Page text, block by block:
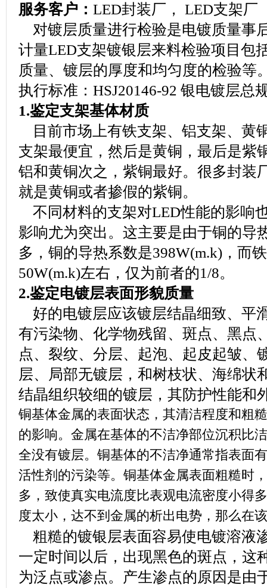
服务客户： LED封装厂， LED支架厂
对镀层质量进行检验是电镀质量事
计量LED支架镀银层来料检验项目包
质量、镀层的厚度和均匀度的检验等
执行标准：HSJ20146-92 银电镀层总
1.鉴定支架基体材质
目前市场上有铁支架、铝支架、黄
支架最便宜，然后是黄铜，最后是紫
铝和黄铜次之，紫铜最好。很多封装
就是黄铜或者掺假的紫铜。
不同材料的支架对LED性能的影响
影响尤为突出。这主要是由于铜的导
多，铜的导热系数是398W(m.k)，而
50W(m.k)左右，仅为前者的1/8。
2.鉴定电镀层表面形貌质量
好的电镀层应该镀层结晶细致、平
有污染物、化学物残留、斑点、黑点
点、裂纹、分层、起泡、起皮起皱、
层、局部无镀层，和树枝状、海绵状
结晶组织较细的镀层，其防护性能
铜基体金属的表面状态，其清洁程度和粗
的影响。金属在基体的不洁净部位沉积比
全没有镀层。铜基体的不洁净通常指表面
活性剂的污染等。铜基体金属表面粗糙时
多，致使真实电流度比表观电流密度小得
度太小，达不到金属的析出电势，那么在
粗糙的镀银层表面容易使电镀溶液
一定时间以后，出现黑色的斑点，这
为泛点或渗点。产生渗点的原因是由